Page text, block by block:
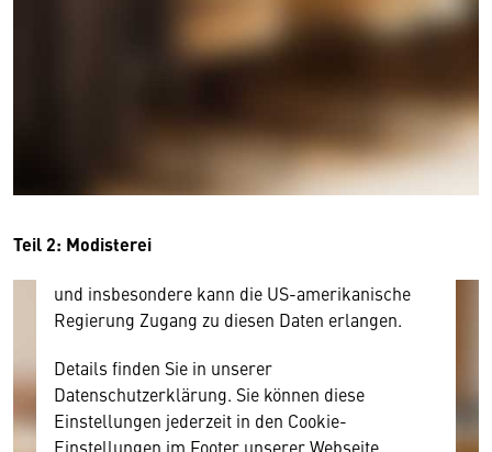
Teil 2: Modisterei
Wir benötigen Ihre Zustimmung
Inhalt anzeigen. Dafür benötigen wir allerdings
Ihre Zustimmung, da Ihr Browser
personenbezogene technische Daten zu Geräten
und Nutzerverhalten mitunter mit US-
Diese Daten unterliegen keinem dem EU-
und insbesondere kann die US-amerikanische
Regierung Zugang zu diesen Daten erlangen.
Details finden Sie in unserer
Datenschutzerklärung. Sie können diese
Einstellungen jederzeit in den Cookie-
Einstellungen im Footer unserer Webseite